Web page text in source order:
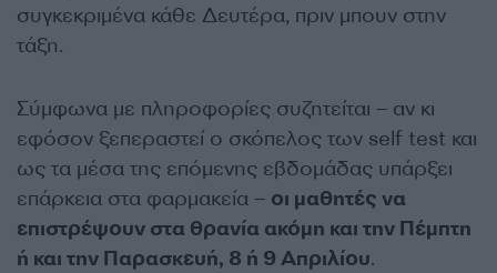
συγκεκριμένα κάθε Δευτέρα, πριν μπουν στην
τάξη.
Σύμφωνα με πληροφορίες συζητείται – αν κι
εφόσον ξεπεραστεί ο σκόπελος των self test και
ως τα μέσα της επόμενης εβδομάδας υπάρξει
επάρκεια στα φαρμακεία – οι μαθητές να
επιστρέψουν στα θρανία ακόμη και την Πέμπτη
ή και την Παρασκευή, 8 ή 9 Απριλίου.